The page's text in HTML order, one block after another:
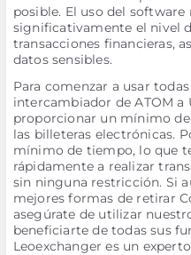
posible. El uso del
significativamente el nivel
transacciones financieras,
datos sensibles.
Para comenzar a usar
intercambiador de ATOM a
proporcionar un mínimo
las billeteras electrónicas.
mínimo de tiempo, lo que
rápidamente a realizar
sin ninguna restricción. Si
mejores formas de retirar
asegúrate de utilizar
beneficiarte de todas sus
Leoexchanger es un